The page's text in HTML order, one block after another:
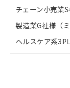
チェーン小売業
製造業G社様（ミ
ヘルスケア系